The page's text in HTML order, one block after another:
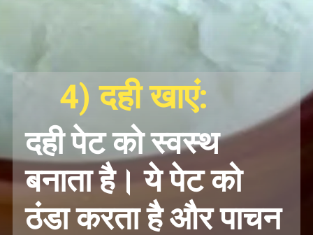
दही पेट को स्वस्थ
बनाता है। ये पेट को
ठंडा करता है और पाचन
4) दही खाएं: